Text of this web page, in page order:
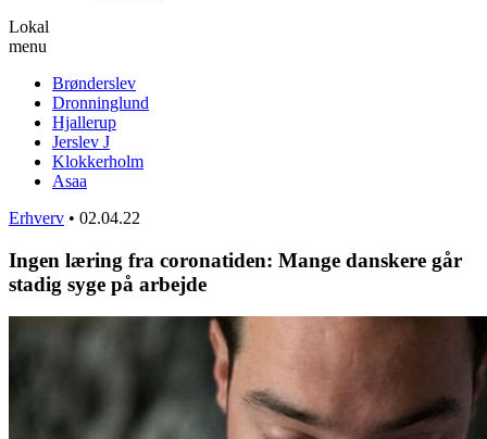
Lokal
menu
Brønderslev
Dronninglund
Hjallerup
Jerslev J
Klokkerholm
Asaa
Erhverv • 02.04.22
Ingen læring fra coronatiden: Mange danskere går
stadig syge på arbejde